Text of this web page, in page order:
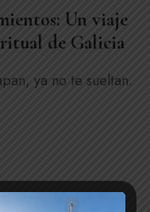
Un viaje
de Galicia
ya no te sueltan.